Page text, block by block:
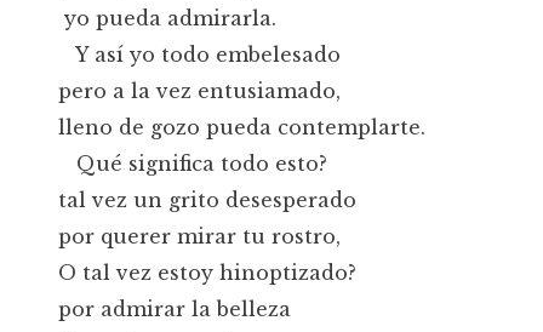
yo pueda admirarla.
Y así yo todo embelesado
pero a la vez entusiamado,
lleno de gozo pueda contemplarte.
Qué significa todo esto?
tal vez un grito desesperado
por querer mirar tu rostro,
O tal vez estoy hinoptizado?
por admirar la belleza